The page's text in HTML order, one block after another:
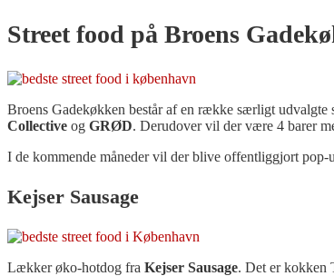
Street food på Broens
Broens Gadekøkken består af en række særligt udvalgte
Collective og GRØD. Derudover vil der være 4 barer
I de kommende måneder vil der blive offentliggjort pop-
Kejser Sausage
Lækker øko-hotdog fra Kejser Sausage. Det er kokken